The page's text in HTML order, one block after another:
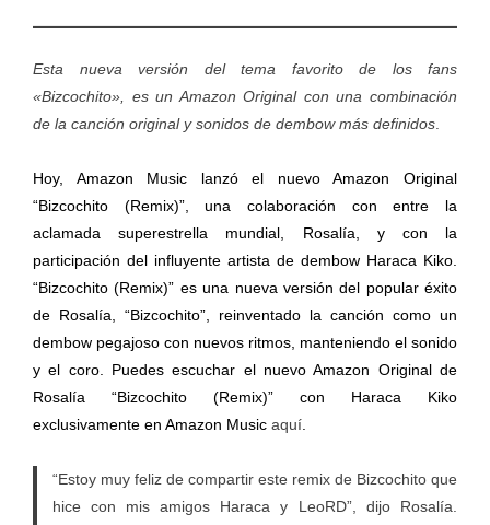
Esta nueva versión del tema favorito de los fans
«Bizcochito», es un Amazon Original con una combinación
de la canción original y sonidos de dembow más definidos
Hoy, Amazon Music lanzó el nuevo Amazon Original
“Bizcochito (Remix)”, una colaboración con entre la
aclamada superestrella mundial, Rosalía, y con la
participación del influyente artista de dembow Haraca Kiko.
“Bizcochito (Remix)” es una nueva versión del popular éxito
de Rosalía, “Bizcochito”, reinventado la canción como un
dembow pegajoso con nuevos ritmos, manteniendo el sonido
y el coro. Puedes escuchar el nuevo Amazon Original de
Rosalía “Bizcochito (Remix)” con Haraca Kiko
exclusivamente en Amazon Music aquí
“Estoy muy feliz de compartir este remix de Bizcochito que
hice con mis amigos Haraca y LeoRD”, dijo Rosalía.